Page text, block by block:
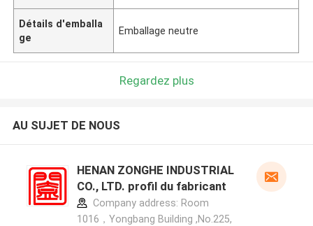
Détails d'emballa
ge
Emballage neutre
Regardez plus
AU SUJET DE NOUS
HENAN ZONGHE INDUSTRIAL
CO., LTD. profil du fabricant
Company address: Room
1016，Yongbang Building ,No.225,